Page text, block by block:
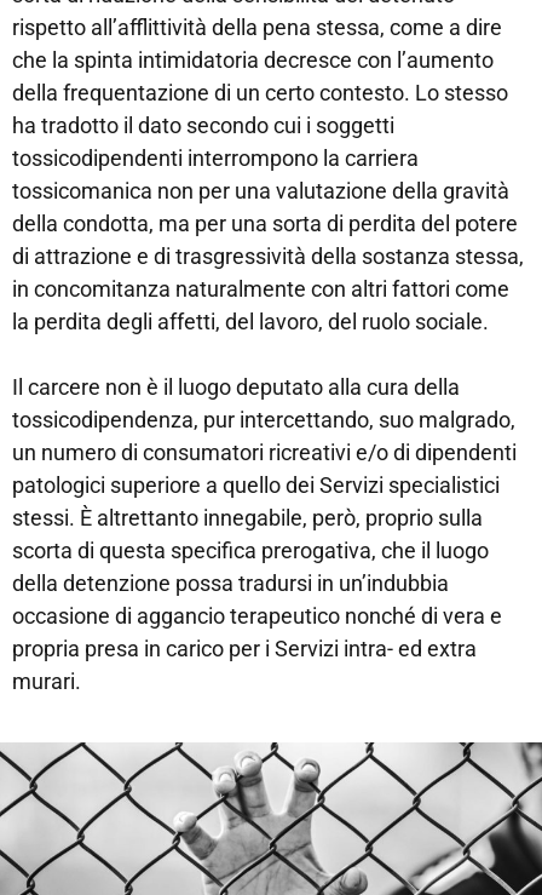
rispetto all’afflittività della pena stessa, come a dire
che la spinta intimidatoria decresce con l’aumento
della frequentazione di un certo contesto. Lo stesso
ha tradotto il dato secondo cui i soggetti
tossicodipendenti interrompono la carriera
tossicomanica non per una valutazione della gravità
della condotta, ma per una sorta di perdita del potere
di attrazione e di trasgressività della sostanza stessa,
in concomitanza naturalmente con altri fattori come
la perdita degli affetti, del lavoro, del ruolo sociale.
Il carcere non è il luogo deputato alla cura della
tossicodipendenza, pur intercettando, suo malgrado,
un numero di consumatori ricreativi e/o di dipendenti
patologici superiore a quello dei Servizi specialistici
stessi. È altrettanto innegabile, però, proprio sulla
scorta di questa specifica prerogativa, che il luogo
della detenzione possa tradursi in un’indubbia
occasione di aggancio terapeutico nonché di vera e
propria presa in carico per i Servizi intra- ed extra
murari.